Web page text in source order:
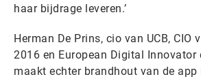
haar bijdrage leveren.’
Herman De Prins, cio van UCB, CIO
2016 en European Digital Innovator
maakt echter brandhout van de app